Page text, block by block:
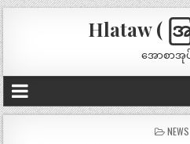
Hlataw ( အ
အောစာအုပ်
NEWS